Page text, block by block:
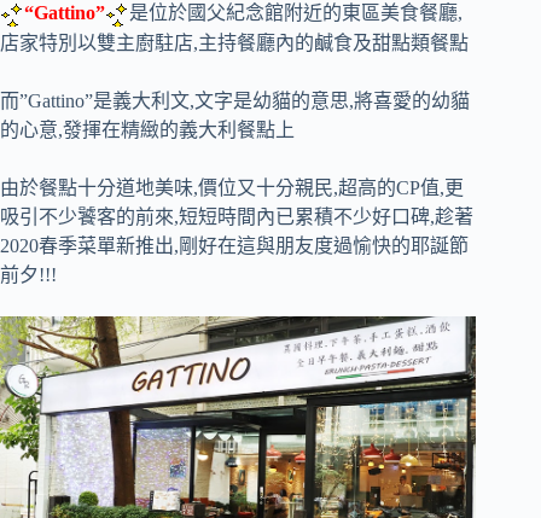
“Gattino”
是位於國父紀念館附近的東區美食餐廳,
店家特別以雙主廚駐店,主持餐廳內的鹹食及甜點類餐點
而”Gattino”是義大利文,文字是幼貓的意思,將喜愛的幼貓
的心意,發揮在精緻的義大利餐點上
由於餐點十分道地美味,價位又十分親民,超高的CP值,更
吸引不少饕客的前來,短短時間內已累積不少好口碑,趁著
2020春季菜單新推出,剛好在這與朋友度過愉快的耶誕節
前夕!!!